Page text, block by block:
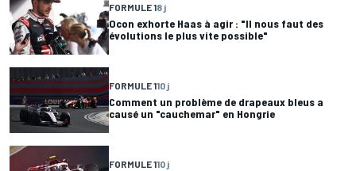
FORMULE 18 j
Ocon exhorte Haas à agir : "Il nous faut des
évolutions le plus vite possible"
FORMULE 110 j
Comment un problème de drapeaux bleus a
causé un "cauchemar" en Hongrie
FORMULE 110 j